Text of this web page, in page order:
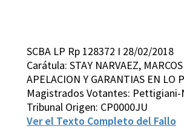
SCBA LP Rp 128372 I 28/02/2018
Carátula: STAY NARVAEZ,
APELACION Y GARANTIAS EN LO
Magistrados Votantes: Pettigiani-
Tribunal Origen: CP0000JU
Ver el Texto Completo del Fallo